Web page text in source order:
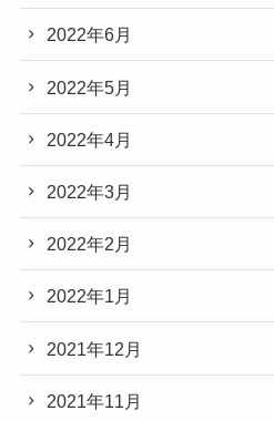
2022年6月
2022年5月
2022年4月
2022年3月
2022年2月
2022年1月
2021年12月
2021年11月